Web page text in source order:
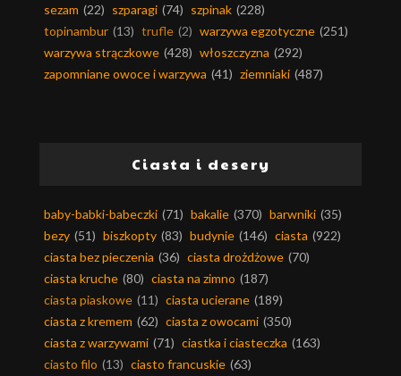
sezam (22) szparagi (74) szpinak (228)
topinambur (13) trufle (2) warzywa egzotyczne (251)
warzywa strączkowe (428) włoszczyzna (292)
zapomniane owoce i warzywa (41) ziemniaki (487)
Ciasta i desery
baby-babki-babeczki (71) bakalie (370) barwniki (35)
bezy (51) biszkopty (83) budynie (146) ciasta (922)
ciasta bez pieczenia (36) ciasta drożdżowe (70)
ciasta kruche (80) ciasta na zimno (187)
ciasta piaskowe (11) ciasta ucierane (189)
ciasta z kremem (62) ciasta z owocami (350)
ciasta z warzywami (71) ciastka i ciasteczka (163)
ciasto filo (13) ciasto francuskie (63)